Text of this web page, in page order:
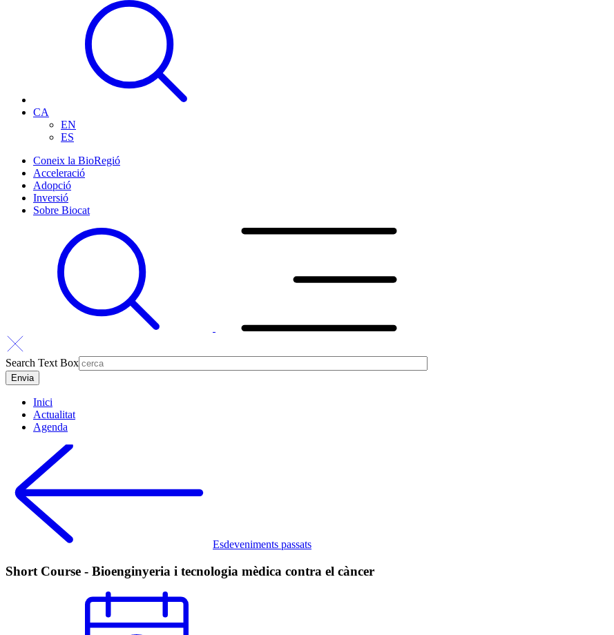
CA
EN
ES
Coneix la BioRegió
Acceleració
Adopció
Inversió
Sobre Biocat
Search Text Box
Inici
Actualitat
Agenda
Esdeveniments passats
Short Course - Bioenginyeria i tecnologia mèdica contra el càncer